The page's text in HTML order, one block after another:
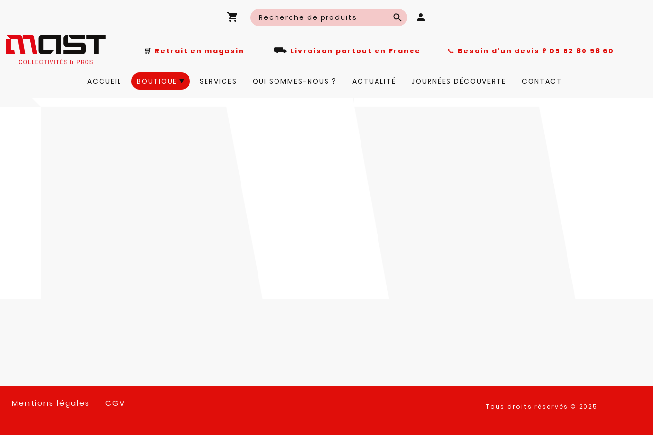
🛒 Retrait en magasin ⛟ Livraison partout en France 📞 Besoin d'un devis ? 05 62 80 98 60
ACCUEIL BOUTIQUE SERVICES QUI SOMMES-NOUS ? ACTUALITÉ JOURNÉES DÉCOUVERTE CONTACT
Mentions légales CGV Tous droits réservés © 2025